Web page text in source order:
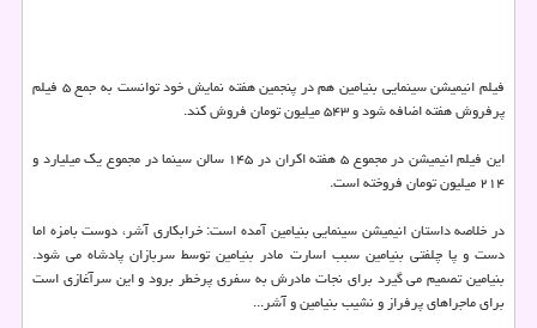
فیلم انیمیشن سینمایی بنیامین هم در پنجمین هفته نمایش خود توانست به جمع ۵ فیلم
پرفروش هفته اضافه شود و ۵۴۳ میلیون تومان فروش كند.
این فیلم انیمیشن در مجموع ۵ هفته اكران در ۱۴۵ سالن سینما در مجموع یك میلیارد و
۲۱۴ میلیون تومان فروخته است.
در خلاصه داستان انیمیشن سینمایی بنیامین آمده است: خرابكاری آشر، دوست بامزه اما
دست و پا چلفتی بنیامین سبب اسارت مادر بنیامین توسط سربازان پادشاه می شود.
بنیامین تصمیم می گیرد برای نجات مادرش به سفری پرخطر برود و این سرآغازی است
برای ماجراهای پرفراز و نشیب بنیامین و آشر...